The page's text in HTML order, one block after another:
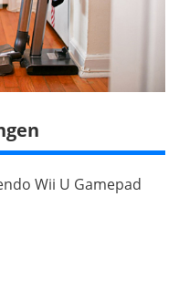
Wii U Gamepad